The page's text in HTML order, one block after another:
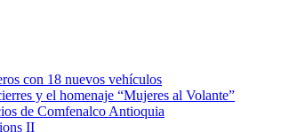
con 18 nuevos vehículos
y el homenaje “Mujeres al Volante”
de Comfenalco Antioquia
II